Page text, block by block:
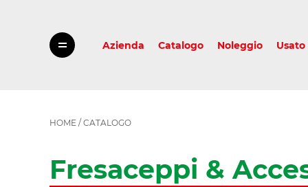
Azienda Catalogo Noleggio Usato
HOME / CATALOGO
Fresaceppi &